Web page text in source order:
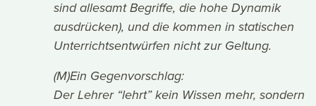
sind allesamt Begriffe, die hohe Dynamik
ausdrücken), und die kommen in statischen
Unterrichtsentwürfen nicht zur Geltung.
(M)Ein Gegenvorschlag:
Der Lehrer “lehrt” kein Wissen mehr, sondern